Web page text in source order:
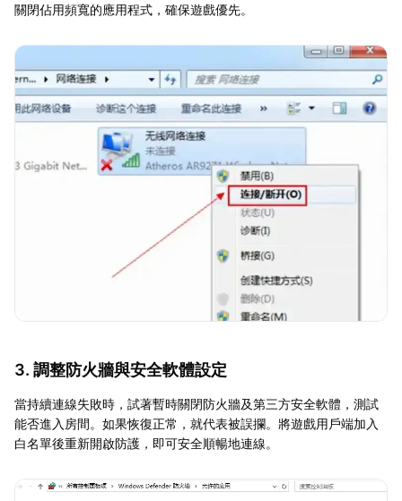
關閉佔用頻寬的應用程式，確保遊戲優先。
3. 調整防火牆與安全軟體設定
當持續連線失敗時，試著暫時關閉防火牆及第三方安全軟體，測試
能否進入房間。如果恢復正常，就代表被誤攔。將遊戲用戶端加入
白名單後重新開啟防護，即可安全順暢地連線。